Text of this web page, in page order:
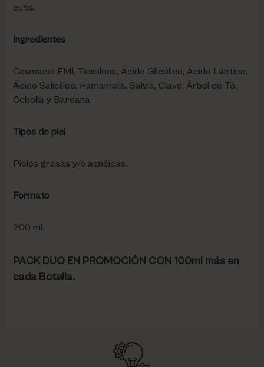
cutis.
Ingredientes
Cosmacol EMI, Tioxolona, Ácido Glicólico, Ácido Láctico,
Ácido Salicílico, Hamamelis, Salvia, Clavo, Árbol de Té,
Cebolla y Bardana.
Tipos de piel
Pieles grasas y/o acnéicas.
Formato
200 ml.
PACK DUO EN PROMOCIÓN CON 100ml más en
cada Botella.